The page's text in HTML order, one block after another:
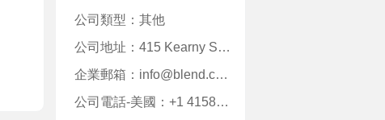
公司類型：其他
公司地址：415 Kearny St,San Francisco,CA 94108,US
企業郵箱：info@blend.com
公司電話-美國：+1 4158136332